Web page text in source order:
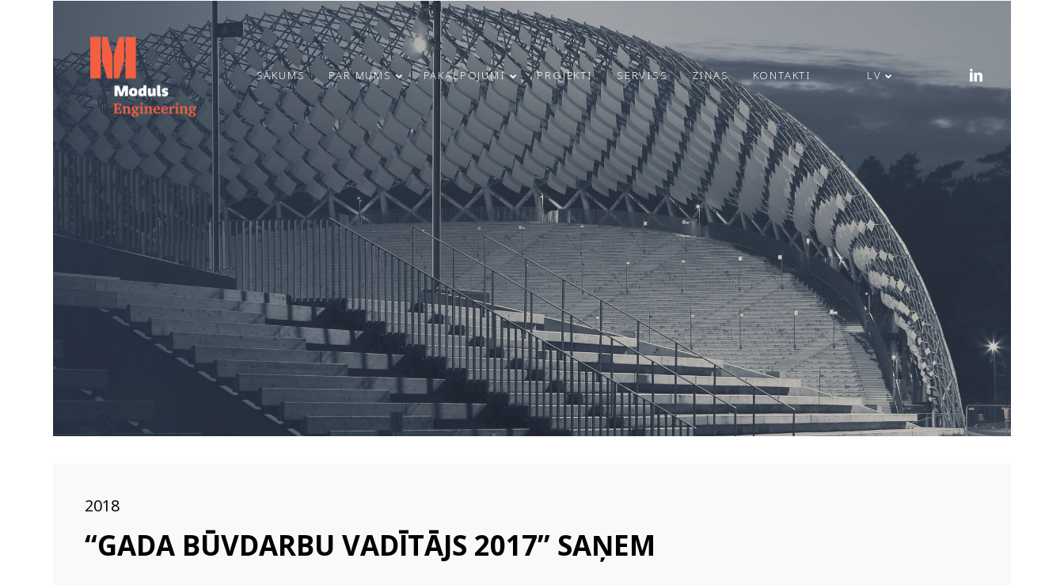
6
TOPOŠĀ OGRES
BĒRNUDĀRZA
PAMATOS IEMŪRĒTA
VĒSTĪJUMU
NĀKAMAJĀM
PAAUDZĒM
21
MARCH
2025
RĪGAS
INFRASTRUKTŪRAS
ATTĪSTĪBA UN
DROŠĪBAS
UZLABOŠANA:
MODULS
ENGINEERING
IEGULDĪJUMS
UGUNSDROŠĪBAS
SISTĒMU IZBŪVĒ
RĪGAS
VALSTSPILSĒTAS
PAŠVALDĪBAS
IZGLĪTĪBAS
IESTĀDĒS
23
JUNE
2024
PRIECĪGUS LĪGO
SVĒTKUS!
20
JUNE
2024
ENERGOEFEKTIVITĀTES
PAKALPOJUMI
4
MAY
2024
SVEICAM 4. MAIJA
SVĒTKOS!
9
APRIL
2024
MODULS
ENGINEERING JAUNA
ADRESE
SĀKUMS PAR MUMS PAKALPOJUMI PROJEKTI SERVISS ZIŅAS KONTAKTI LV
2018
“GADA BŪVDARBU VADĪTĀJS 2017” SAŅEM